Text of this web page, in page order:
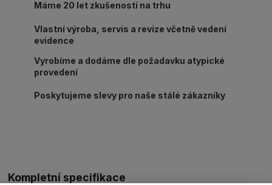
Máme 20 let zkušeností na trhu
Vlastní výroba, servis a revize včetně vedení
evidence
Vyrobíme a dodáme dle požadavku atypické
provedení
Poskytujeme slevy pro naše stálé zákazníky
Kompletní specifikace